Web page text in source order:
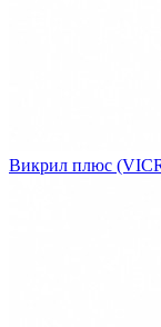
Викрил плюс